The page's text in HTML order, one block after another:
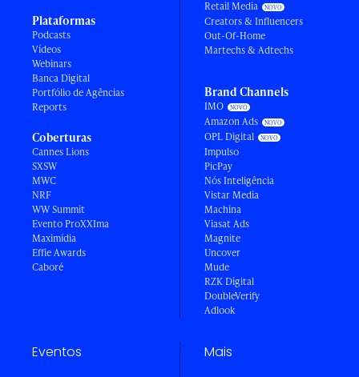
Plataformas
Podcasts
Vídeos
Webinars
Banca Digital
Portfólio de Agências
Reports
Coberturas
Cannes Lions
SXSW
MWC
NRF
WW Summit
Evento ProXXIma
Maximídia
Effie Awards
Caboré
Retail Media
Creators & Influencers
Out-Of-Home
Martechs & Adtechs
Brand Channels
IMO
Amazon Ads
OPL Digital
Impulso
PicPay
Nós Inteligência
Vistar Media
Machina
Viasat Ads
Magnite
Uncover
Mude
RZK Digital
DoubleVerify
Adlook
Eventos Mais